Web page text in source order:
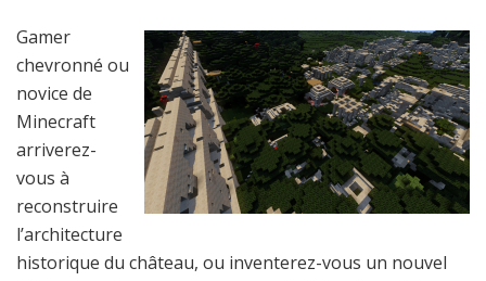
Gamer
chevronné ou
novice de
Minecraft
arriverez-
vous à
reconstruire
l’architecture
historique du château, ou inventerez-vous un nouvel